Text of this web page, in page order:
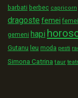
barbati berbec capricorn
dragoste femei
gemeni hapi
Gutanu leu moda pesti
Simona Catrina taur